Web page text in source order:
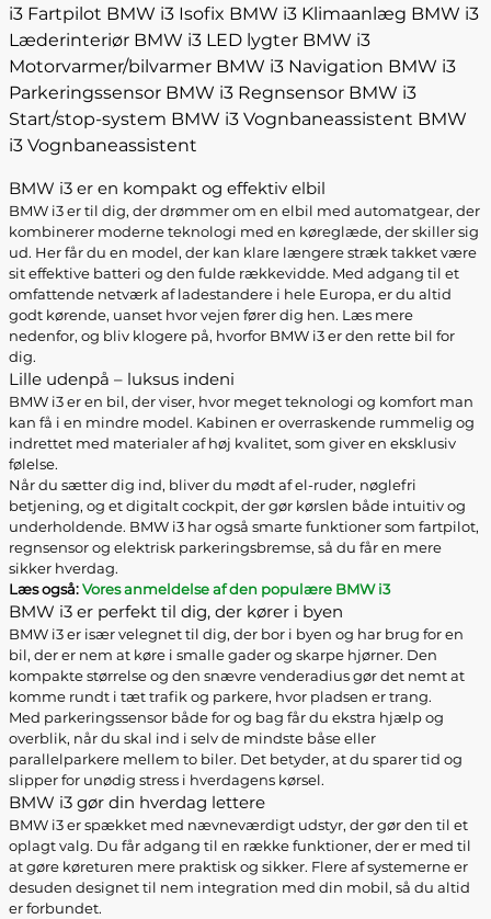
i3 Fartpilot BMW i3 Isofix BMW i3 Klimaanlæg BMW i3
Læderinteriør BMW i3 LED lygter BMW i3
Motorvarmer/bilvarmer BMW i3 Navigation BMW i3
Parkeringssensor BMW i3 Regnsensor BMW i3
Start/stop-system BMW i3 Vognbaneassistent BMW
i3 Vognbaneassistent
BMW i3 er en kompakt og effektiv elbil
BMW i3 er til dig, der drømmer om en elbil med automatgear, der
kombinerer moderne teknologi med en køreglæde, der skiller sig
ud. Her får du en model, der kan klare længere stræk takket være
sit effektive batteri og den fulde rækkevidde. Med adgang til et
omfattende netværk af ladestandere i hele Europa, er du altid
godt kørende, uanset hvor vejen fører dig hen. Læs mere
nedenfor, og bliv klogere på, hvorfor BMW i3 er den rette bil for
dig.
Lille udenpå – luksus indeni
BMW i3 er en bil, der viser, hvor meget teknologi og komfort man
kan få i en mindre model. Kabinen er overraskende rummelig og
indrettet med materialer af høj kvalitet, som giver en eksklusiv
følelse.
Når du sætter dig ind, bliver du mødt af el-ruder, nøglefri
betjening, og et digitalt cockpit, der gør kørslen både intuitiv og
underholdende. BMW i3 har også smarte funktioner som fartpilot,
regnsensor og elektrisk parkeringsbremse, så du får en mere
sikker hverdag.
Læs også:Vores anmeldelse af den populære BMW i3
BMW i3 er perfekt til dig, der kører i byen
BMW i3 er især velegnet til dig, der bor i byen og har brug for en
bil, der er nem at køre i smalle gader og skarpe hjørner. Den
kompakte størrelse og den snævre venderadius gør det nemt at
komme rundt i tæt trafik og parkere, hvor pladsen er trang.
Med parkeringssensor både for og bag får du ekstra hjælp og
overblik, når du skal ind i selv de mindste båse eller
parallelparkere mellem to biler. Det betyder, at du sparer tid og
slipper for unødig stress i hverdagens kørsel.
BMW i3 gør din hverdag lettere
BMW i3 er spækket med nævneværdigt udstyr, der gør den til et
oplagt valg. Du får adgang til en række funktioner, der er med til
at gøre køreturen mere praktisk og sikker. Flere af systemerne er
desuden designet til nem integration med din mobil, så du altid
er forbundet.